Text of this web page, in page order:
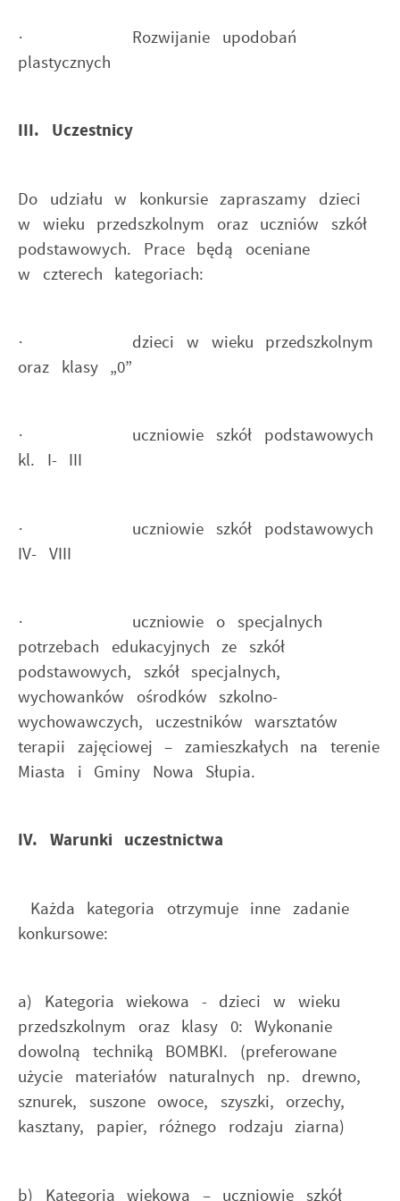
· Rozwijanie upodobań
plastycznych
III. Uczestnicy
Do udziału w konkursie zapraszamy dzieci
w wieku przedszkolnym oraz uczniów szkół
podstawowych. Prace będą oceniane
w czterech kategoriach:
· dzieci w wieku przedszkolnym
oraz klasy „0”
· uczniowie szkół podstawowych
kl. I- III
· uczniowie szkół podstawowych
IV- VIII
· uczniowie o specjalnych
potrzebach edukacyjnych ze szkół
podstawowych, szkół specjalnych,
wychowanków ośrodków szkolno-
wychowawczych, uczestników warsztatów
terapii zajęciowej – zamieszkałych na terenie
Miasta i Gminy Nowa Słupia.
IV. Warunki uczestnictwa
Każda kategoria otrzymuje inne zadanie
konkursowe:
a) Kategoria wiekowa - dzieci w wieku
przedszkolnym oraz klasy 0: Wykonanie
dowolną techniką BOMBKI. (preferowane
użycie materiałów naturalnych np. drewno,
sznurek, suszone owoce, szyszki, orzechy,
kasztany, papier, różnego rodzaju ziarna)
b) Kategoria wiekowa – uczniowie szkół